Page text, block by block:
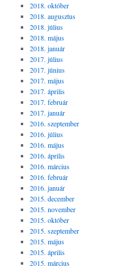
2018. október
2018. augusztus
2018. július
2018. május
2018. január
2017. július
2017. június
2017. május
2017. április
2017. február
2017. január
2016. szeptember
2016. július
2016. május
2016. április
2016. március
2016. február
2016. január
2015. december
2015. november
2015. október
2015. szeptember
2015. május
2015. április
2015. március